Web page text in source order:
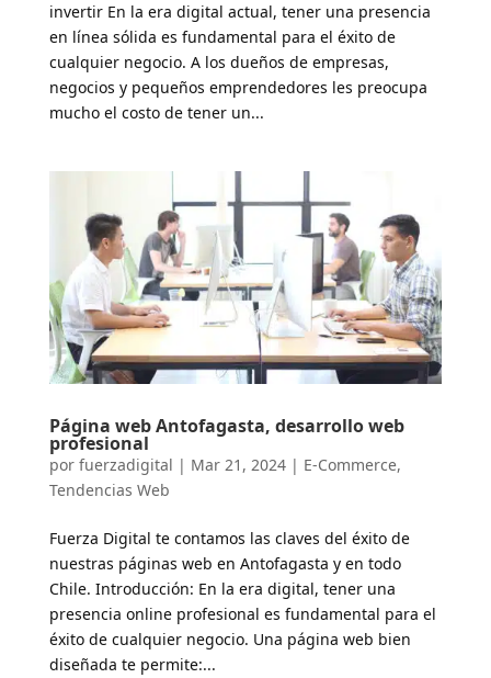
invertir En la era digital actual, tener una presencia
en línea sólida es fundamental para el éxito de
cualquier negocio. A los dueños de empresas,
negocios y pequeños emprendedores les preocupa
mucho el costo de tener un...
Página web Antofagasta, desarrollo web
profesional
por fuerzadigital | Mar 21, 2024| E-Commerce,
Tendencias Web
Fuerza Digital te contamos las claves del éxito de
nuestras páginas web en Antofagasta y en todo
Chile. Introducción: En la era digital, tener una
presencia online profesional es fundamental para el
éxito de cualquier negocio. Una página web bien
diseñada te permite:...